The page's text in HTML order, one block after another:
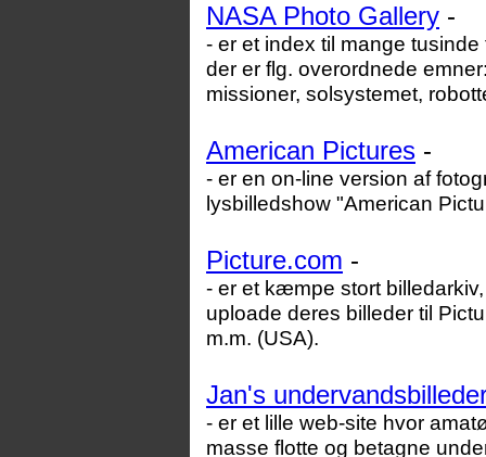
NASA Photo Gallery -
- er et index til mange
der er flg. overordnede
missioner, solsystemet,
American Pictures -
- er en on-line version af
lysbilledshow "American
Picture.com -
- er et kæmpe stort
uploade deres billeder til
m.m. (USA).
Jan's
- er et lille web-site hvor
masse flotte og betagne